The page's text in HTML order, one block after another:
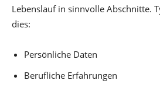
Lebenslauf in sinnvolle Abschnitte.
dies:
Persönliche Daten
Berufliche Erfahrungen